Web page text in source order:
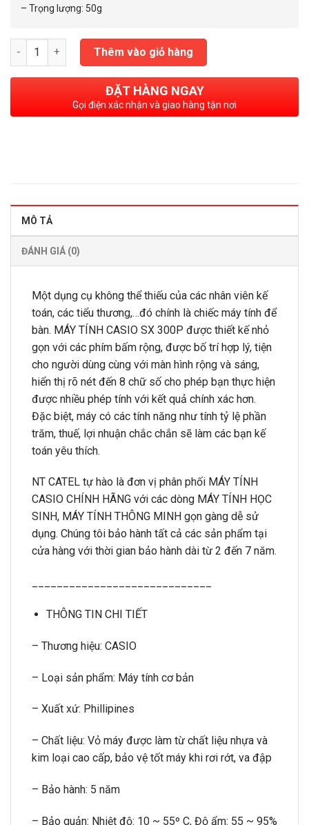
– Trọng lượng: 50g
Máy tính CASIO SX 300P số lượng
Thêm vào giỏ hàng
ĐẶT HÀNG NGAY
Gọi điện xác nhận và giao hàng tận nơi
MÔ TẢ
ĐÁNH GIÁ (0)
Một dụng cụ không thể thiếu của các nhân viên kế
toán, các tiểu thương,…đó chính là chiếc máy tính để
bàn. MÁY TÍNH CASIO SX 300P được thiết kế nhỏ
gọn với các phím bấm rộng, được bố trí hợp lý, tiện
cho người dùng cùng với màn hình rộng và sáng,
hiển thị rõ nét đến 8 chữ số cho phép bạn thực hiện
được nhiều phép tính với kết quả chính xác hơn.
Đặc biệt, máy có các tính năng như tính tỷ lệ phần
trăm, thuế, lợi nhuận chắc chắn sẽ làm các bạn kế
toán yêu thích.
NT CATEL tự hào là đơn vị phân phối MÁY TÍNH
CASIO CHÍNH HÃNG với các dòng MÁY TÍNH HỌC
SINH, MÁY TÍNH THÔNG MINH gọn gàng dễ sử
dụng. Chúng tôi bảo hành tất cả các sản phẩm tại
cửa hàng với thời gian bảo hành dài từ 2 đến 7 năm.
THÔNG TIN CHI TIẾT
– Thương hiệu: CASIO
– Loại sản phẩm: Máy tính cơ bản
– Xuất xứ: Phillipines
– Chất liệu: Vỏ máy được làm từ chất liệu nhựa và
kim loại cao cấp, bảo vệ tốt máy khi rơi rớt, va đập
– Bảo hành: 5 năm
– Bảo quản: Nhiệt độ: 10 ~ 55º C, Độ ẩm: 55 ~ 95%